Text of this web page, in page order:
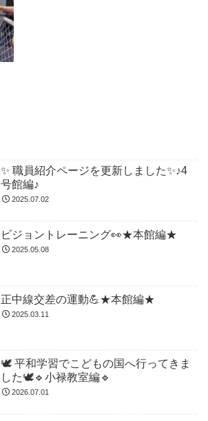
✨ 職員紹介ページを更新しました✨♪4
号館編♪
2025.07.02
ビジョントレーニング👀★本館編★
2025.05.08
正中線交差の運動💪★本館編★
2025.03.11
🕊️ 平和学習でこどもの国へ行ってきま
した🕊️🔹小禄教室編🔹
2026.07.01